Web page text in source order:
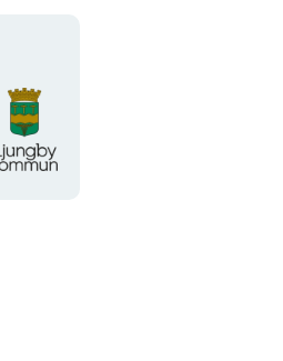
Organisationens
logotyp